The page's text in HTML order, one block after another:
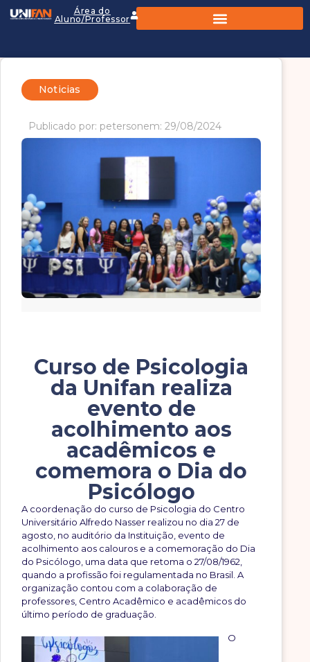
Área do
Aluno/Professor
Noticias
Publicado por: petersonem: 29/08/2024
Curso de Psicologia
da Unifan realiza
evento de
acolhimento aos
acadêmicos e
comemora o Dia do
Psicólogo
A coordenação do curso de Psicologia do Centro
Universitário Alfredo Nasser realizou no dia 27 de
agosto, no auditório da Instituição, evento de
acolhimento aos calouros e a comemoração do Dia
do Psicólogo, uma data que retoma o 27/08/1962,
quando a profissão foi regulamentada no Brasil. A
organização contou com a colaboração de
professores, Centro Acadêmico e acadêmicos do
último período de graduação.
O